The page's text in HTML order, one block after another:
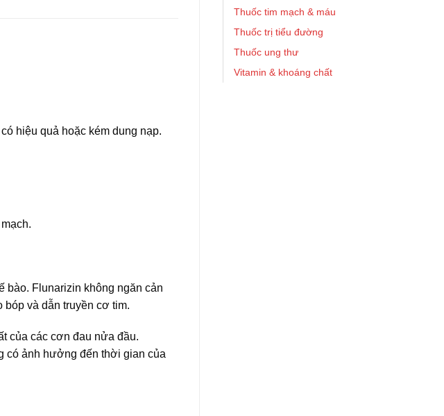
Thuốc tim mạch & máu
Thuốc trị tiểu đường
Thuốc ung thư
Vitamin & khoáng chất
hiệu quả hoặc kém dung nạp.
bào. Flunarizin không ngăn cản
và dẫn truyền cơ tim.
của các cơn đau nửa đầu.
có ảnh hưởng đến thời gian của